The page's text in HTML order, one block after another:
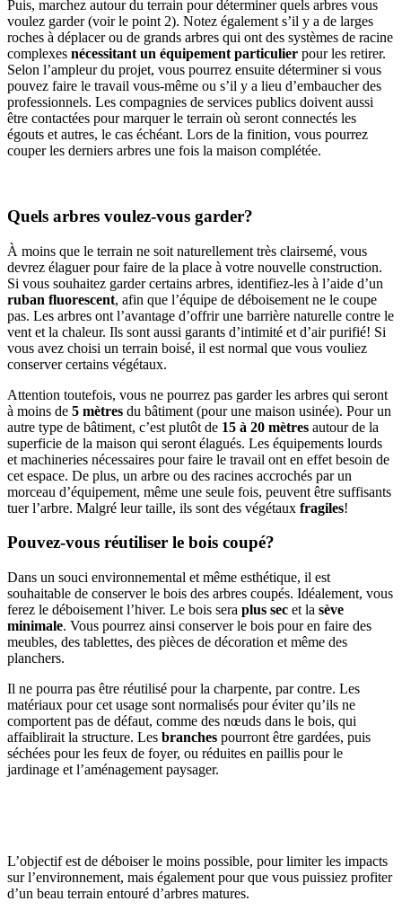
Puis, marchez autour du terrain pour déterminer quels arbres vous
voulez garder (voir le point 2). Notez également s’il y a de larges
roches à déplacer ou de grands arbres qui ont des systèmes de racine
complexes nécessitant un équipement particulier pour les retirer.
Selon l’ampleur du projet, vous pourrez ensuite déterminer si vous
pouvez faire le travail vous-même ou s’il y a lieu d’embaucher des
professionnels. Les compagnies de services publics doivent aussi
être contactées pour marquer le terrain où seront connectés les
égouts et autres, le cas échéant. Lors de la finition, vous pourrez
couper les derniers arbres une fois la maison complétée.
Quels arbres voulez-vous garder?
À moins que le terrain ne soit naturellement très clairsemé, vous
devrez élaguer pour faire de la place à votre nouvelle construction.
Si vous souhaitez garder certains arbres, identifiez-les à l’aide d’un
ruban fluorescent, afin que l’équipe de déboisement ne le coupe
pas. Les arbres ont l’avantage d’offrir une barrière naturelle contre le
vent et la chaleur. Ils sont aussi garants d’intimité et d’air purifié! Si
vous avez choisi un terrain boisé, il est normal que vous vouliez
conserver certains végétaux.
Attention toutefois, vous ne pourrez pas garder les arbres qui seront
à moins de 5 mètres du bâtiment (pour une maison usinée). Pour un
autre type de bâtiment, c’est plutôt de 15 à 20 mètres autour de la
superficie de la maison qui seront élagués. Les équipements lourds
et machineries nécessaires pour faire le travail ont en effet besoin de
cet espace. De plus, un arbre ou des racines accrochés par un
morceau d’équipement, même une seule fois, peuvent être suffisants
tuer l’arbre. Malgré leur taille, ils sont des végétaux fragiles!
Pouvez-vous réutiliser le bois coupé?
Dans un souci environnemental et même esthétique, il est
souhaitable de conserver le bois des arbres coupés. Idéalement, vous
ferez le déboisement l’hiver. Le bois sera plus sec et la sève
minimale. Vous pourrez ainsi conserver le bois pour en faire des
meubles, des tablettes, des pièces de décoration et même des
planchers.
Il ne pourra pas être réutilisé pour la charpente, par contre. Les
matériaux pour cet usage sont normalisés pour éviter qu’ils ne
comportent pas de défaut, comme des nœuds dans le bois, qui
affaiblirait la structure. Les branches pourront être gardées, puis
séchées pour les feux de foyer, ou réduites en paillis pour le
jardinage et l’aménagement paysager.
L’objectif est de déboiser le moins possible, pour limiter les impacts
sur l’environnement, mais également pour que vous puissiez profiter
d’un beau terrain entouré d’arbres matures.